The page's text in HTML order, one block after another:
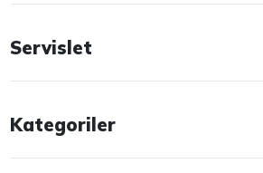
Servislet
Kategoriler